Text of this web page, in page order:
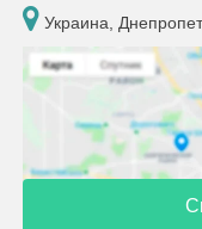
Украина,